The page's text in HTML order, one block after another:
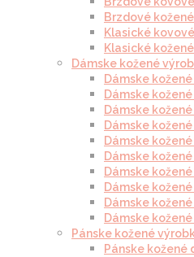
Brzdové
Klasické
Klasické
Dámske kožené
Dámske
Dámske
Dámske
Dámske
Dámske
Dámske
Dámske
Dámske
Dámske
Dámske
Pánske kožené
Pánske kožené